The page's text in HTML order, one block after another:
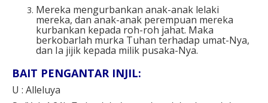
Mereka mengurbankan anak-anak lelaki
mereka, dan anak-anak perempuan mereka
kurbankan kepada roh-roh jahat. Maka
berkobarlah murka Tuhan terhadap umat-Nya,
dan Ia jijik kepada milik pusaka-Nya.
BAIT PENGANTAR INJIL:
U : Alleluya